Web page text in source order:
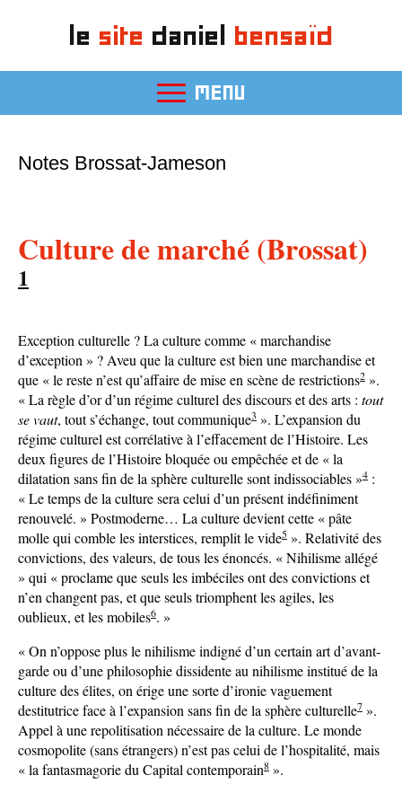
le site daniel bensaïd
MENU
Notes Brossat-Jameson
Culture de marché (Brossat)
1
Exception culturelle ? La culture comme « marchandise
d’exception » ? Aveu que la culture est bien une marchandise et
que « le reste n’est qu’affaire de mise en scène de restrictions2 ».
« La règle d’or d’un régime culturel des discours et des arts : tout
se vaut, tout s’échange, tout communique3 ». L’expansion du
régime culturel est corrélative à l’effacement de l’Histoire. Les
deux figures de l’Histoire bloquée ou empêchée et de « la
dilatation sans fin de la sphère culturelle sont indissociables »4 :
« Le temps de la culture sera celui d’un présent indéfiniment
renouvelé. » Postmoderne… La culture devient cette « pâte
molle qui comble les interstices, remplit le vide5 ». Relativité des
convictions, des valeurs, de tous les énoncés. « Nihilisme allégé
» qui « proclame que seuls les imbéciles ont des convictions et
n’en changent pas, et que seuls triomphent les agiles, les
oublieux, et les mobiles6. »
« On n’oppose plus le nihilisme indigné d’un certain art d’avant-
garde ou d’une philosophie dissidente au nihilisme institué de la
culture des élites, on érige une sorte d’ironie vaguement
destitutrice face à l’expansion sans fin de la sphère culturelle7 ».
Appel à une repolitisation nécessaire de la culture. Le monde
cosmopolite (sans étrangers) n’est pas celui de l’hospitalité, mais
« la fantasmagorie du Capital contemporain8 ».